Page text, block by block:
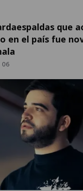
que
en el país fue
06